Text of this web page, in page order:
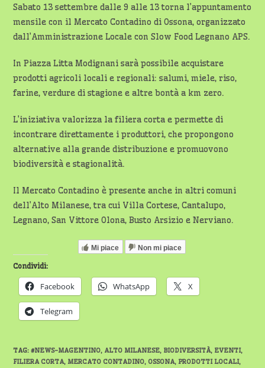
Sabato 13 settembre dalle 9 alle 13 torna l’appuntamento
mensile con il Mercato Contadino di Ossona, organizzato
dall’Amministrazione Locale con Slow Food Legnano APS.
In Piazza Litta Modignani sarà possibile acquistare
prodotti agricoli locali e regionali: salumi, miele, riso,
farine, verdure di stagione e altre bontà a km zero.
L’iniziativa valorizza la filiera corta e permette di
incontrare direttamente i produttori, che propongono
alternative alla grande distribuzione e promuovono
biodiversità e stagionalità.
Il Mercato Contadino è presente anche in altri comuni
dell’Alto Milanese, tra cui Villa Cortese, Cantalupo,
Legnano, San Vittore Olona, Busto Arsizio e Nerviano.
Mi piace Non mi piace
Condividi:
Facebook WhatsApp X
Telegram
TAG:#NEWS-MAGENTINO, ALTO MILANESE, BIODIVERSITÀ, EVENTI,
FILIERA CORTA, MERCATO CONTADINO, OSSONA, PRODOTTI LOCALI,